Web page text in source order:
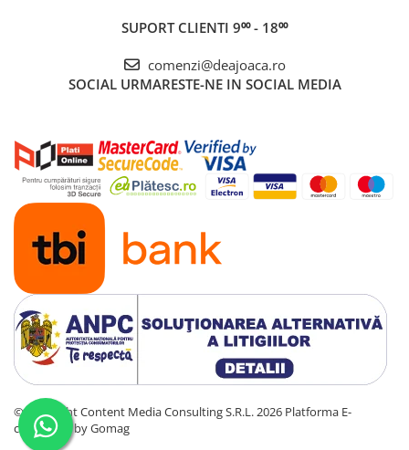
SUPORT CLIENTI 9⁰⁰ - 18⁰⁰
comenzi@deajoaca.ro
SOCIAL URMARESTE-NE IN SOCIAL MEDIA
©Copyright Content Media Consulting S.R.L. 2026 Platforma E-
commerce by Gomag